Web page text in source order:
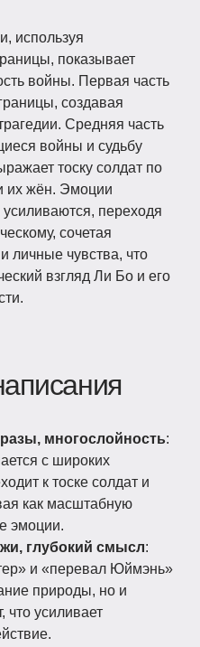
используя
показывает
войны. Первая часть
создавая
Средняя часть
войны и судьбу
тоску солдат по
их жён. Эмоции
переходя
сочетая
чувства, что
взгляд Ли Бо и его
многослойность:
с широких
к тоске солдат и
как масштабную
эмоции.
глубокий смысл:
и «перевал Юймэнь»
природы, но и
что усиливает